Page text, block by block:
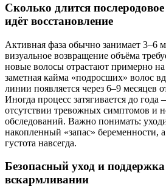
Сколько длится
идёт восстановление
Активная фаза обычно занимает 3–6
визуальное возвращение объёма
новые волосы отрастают примерно
заметная кайма «подросших» волос
линии появляется через 6–9 месяцев
Иногда процесс затягивается до
отсутствии тревожных симптомов и
обследований. Важно понимать:
накопленный «запас» беременности,
густота навсегда.
Безопасный уход и
вскармливании